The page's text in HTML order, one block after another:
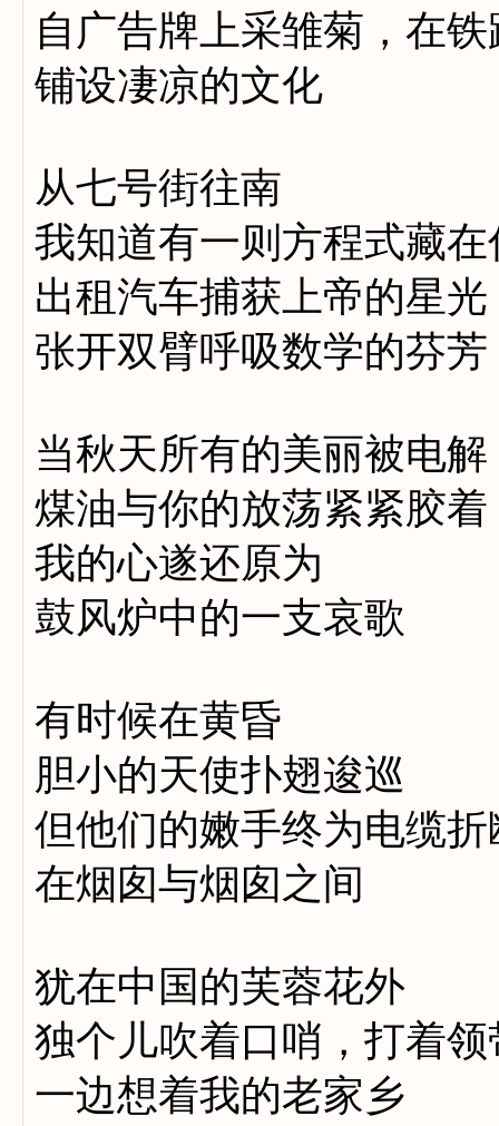
自广告牌上采雏菊，在
铺设凄凉的文化
从七号街往南
我知道有一则方程式藏在
出租汽车捕获上帝的星光
张开双臂呼吸数学的芬芳
当秋天所有的美丽被电解
煤油与你的放荡紧紧胶着
我的心遂还原为
鼓风炉中的一支哀歌
有时候在黄昏
胆小的天使扑翅逡巡
但他们的嫩手终为电缆折
在烟囱与烟囱之间
犹在中国的芙蓉花外
独个儿吹着口哨，打着领
一边想着我的老家乡